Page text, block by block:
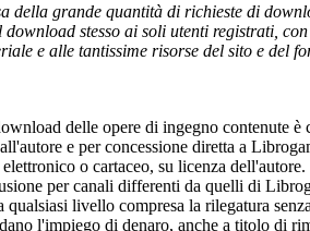
della grande quantità di richieste di
stesso ai soli utenti registrati,
e alle tantissime risorse del sito e
delle opere di ingegno contenute
e per concessione diretta a
o cartaceo, su licenza
per canali differenti da quelli di
livello compresa la rilegatura
l'impiego di denaro, anche a titolo di